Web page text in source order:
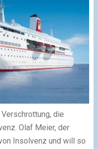
die
Olaf Meier, der
Insolvenz und will so